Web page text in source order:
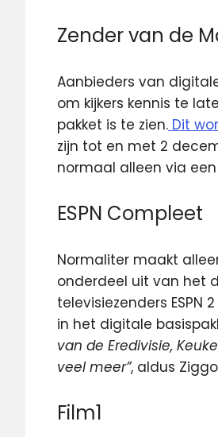
Zender van de
Aanbieders van
om kijkers kennis te
pakket is te zien. Dit
zijn tot en met 2
normaal alleen via
ESPN Compleet
Normaliter maakt
onderdeel uit van het
televisiezenders ESPN
in het digitale
van de Eredivisie,
veel meer”, aldus
Film1